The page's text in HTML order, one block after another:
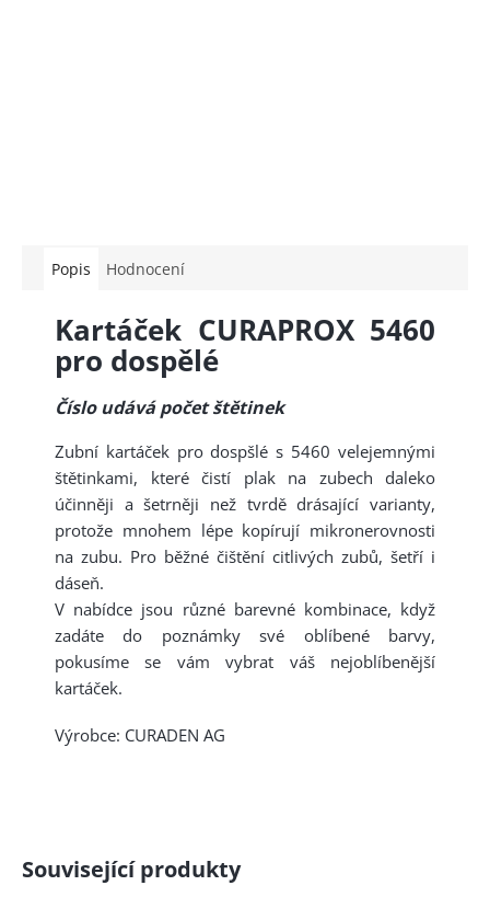
Popis Hodnocení
Kartáček CURAPROX 5460
pro dospělé
Číslo udává počet štětinek
Zubní kartáček pro dospšlé s 5460 velejemnými
štětinkami, které čistí plak na zubech daleko
účinněji a šetrněji než tvrdě drásající varianty,
protože mnohem lépe kopírují mikronerovnosti
na zubu. Pro běžné čištění citlivých zubů, šetří i
dáseň.
V nabídce jsou různé barevné kombinace, když
zadáte do poznámky své oblíbené barvy,
pokusíme se vám vybrat váš nejoblíbenější
kartáček.
Výrobce: CURADEN AG
Související produkty